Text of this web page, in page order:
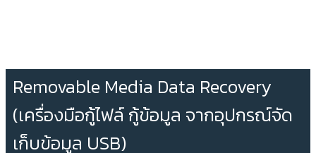
Removable Media Data Recovery
(เครื่องมือกู้ไฟล์ กู้ข้อมูล จากอุปกรณ์จัด
เก็บข้อมูล USB)